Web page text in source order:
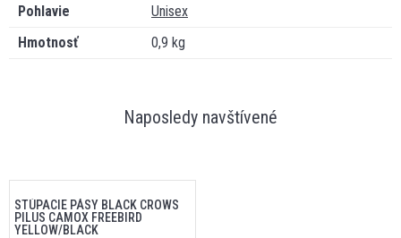
Pohlavie
Unisex
Hmotnosť
0,9 kg
Naposledy navštívené
STÚPACIE PÁSY BLACK CROWS
PILUS CAMOX FREEBIRD
YELLOW/BLACK